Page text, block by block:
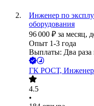
Инженер по
оборудования
96 000 ₽ за месяц,
Опыт 1-3 года
Выплаты: Два раза
ГК РОСТ,
4.5
•